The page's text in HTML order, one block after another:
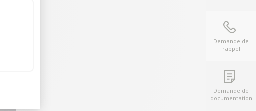
Demande de
rappel
Demande de
documentation